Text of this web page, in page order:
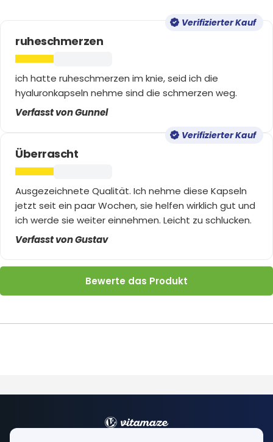
Verifizierter Kauf
ruheschmerzen
ich hatte ruheschmerzen im knie, seid ich die
hyaluronkapseln nehme sind die schmerzen weg.
Verfasst von Gunnel
Verifizierter Kauf
Überrascht
Ausgezeichnete Qualität. Ich nehme diese Kapseln
jetzt seit ein paar Wochen, sie helfen wirklich gut und
ich werde sie weiter einnehmen. Leicht zu schlucken.
Verfasst von Gustav
Bewerte das Produkt